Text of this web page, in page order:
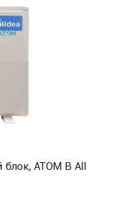
ATOM B All